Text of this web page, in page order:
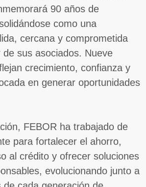
90 años de
como una
cercana y comprometida
de sus asociados. Nueve
crecimiento, confianza y
en generar oportunidades
FEBOR ha trabajado de
para fortalecer el ahorro,
al crédito y ofrecer soluciones
evolucionando junto a